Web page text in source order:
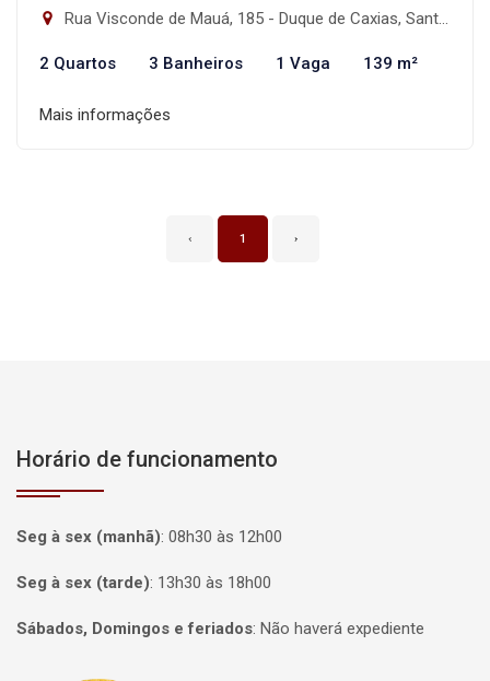
Rua Visconde de Mauá, 185 - Duque de Caxias, Santa Maria-RS
2 Quartos 3 Banheiros 1 Vaga 139 m²
Mais informações
‹ 1 ›
Horário de funcionamento
Seg à sex (manhã): 08h30 às 12h00
Seg à sex (tarde): 13h30 às 18h00
Sábados, Domingos e feriados: Não haverá expediente